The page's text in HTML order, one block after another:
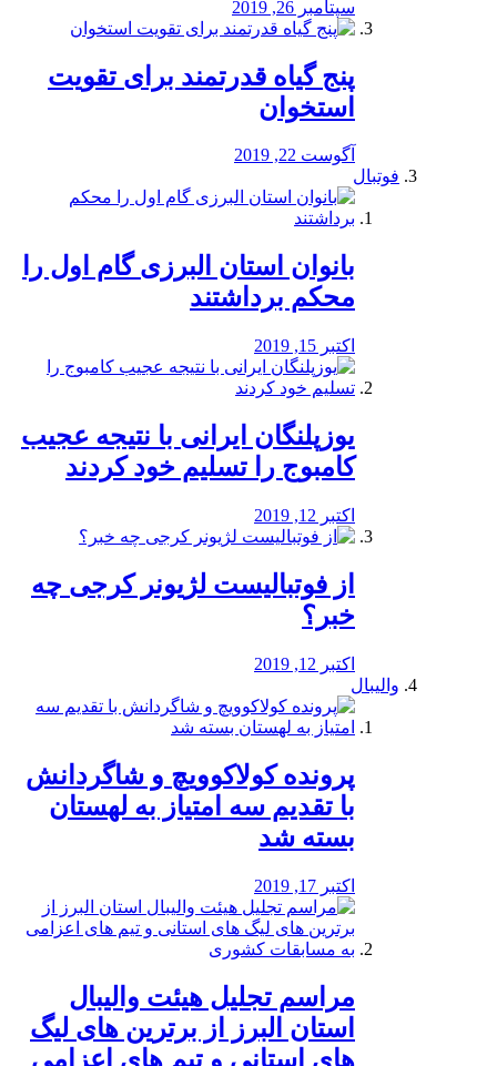
سپتامبر 26, 2019
پنج گیاه قدرتمند برای تقویت
استخوان
آگوست 22, 2019
فوتبال
بانوان استان البرزی گام اول را
محكم برداشتند
اکتبر 15, 2019
یوزپلنگان ایرانی با نتیجه عجیب
کامبوج را تسلیم خود کردند
اکتبر 12, 2019
از فوتبالیست لژیونر کرجی چه
خبر؟
اکتبر 12, 2019
والیبال
پرونده کولاکوویچ و شاگردانش
با تقدیم سه امتیاز به لهستان
بسته شد
اکتبر 17, 2019
مراسم تجلیل هیئت والیبال
استان البرز از برترین های لیگ
های استانی و تیم های اعزامی